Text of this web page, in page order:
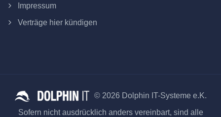
Impressum
Verträge hier kündigen
© 2026 Dolphin IT-Systeme e.K.
Sofern nicht ausdrücklich anders vereinbart, sind alle